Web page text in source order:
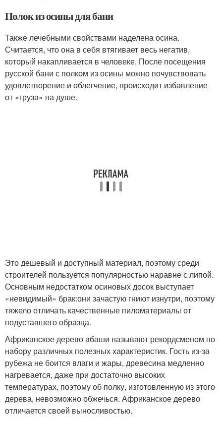
Полок из осины для бани
Также лечебными свойствами наделена осина.
Считается, что она в себя втягивает весь негатив,
который накапливается в человеке. После посещения
русской бани с полком из осины можно почувствовать
удовлетворение и облегчение, происходит избавление
от «груза» на душе.
Это дешевый и доступный материал, поэтому среди
строителей пользуется популярностью наравне с липой.
Основным недостатком осиновых досок выступает
«невидимый» брак׃ они зачастую гниют изнутри, поэтому
тяжело отличать качественные пиломатериалы от
подуставшего образца.
Африканское дерево абаши называют рекордсменом по
набору различных полезных характеристик. Гость из-за
рубежа не боится влаги и жары, древесина медленно
нагревается, даже при достаточно высоких
температурах, поэтому об полку, изготовленную из этого
дерева, невозможно обжечься. Африканское дерево
отличается своей выносливостью.